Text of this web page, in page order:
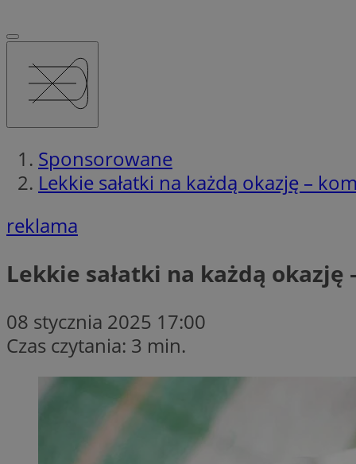
Sponsorowane
Lekkie sałatki na każdą okazję –
reklama
Lekkie sałatki na każdą
08 stycznia 2025 17:00
Czas czytania: 3 min.